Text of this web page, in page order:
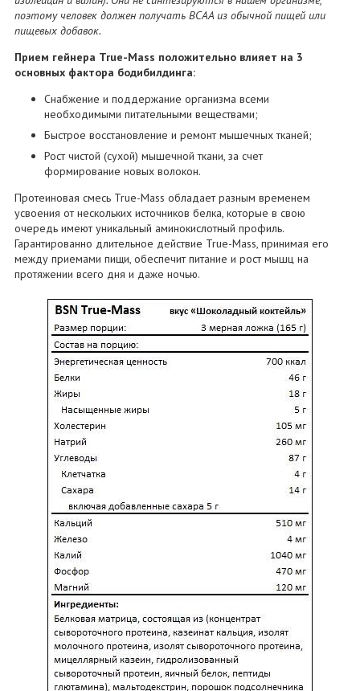
поэтому человек должен получать BCAA из обычной пищей или
пищевых добавок.
Прием гейнера True-Mass положительно влияет на 3
основных фактора бодибилдинга:
Снабжение и поддержание организма всеми
необходимыми питательными веществами;
Быстрое восстановление и ремонт мышечных тканей;
Рост чистой (сухой) мышечной ткани, за счет
формирование новых волокон.
Протеиновая смесь True-Mass обладает разным временем
усвоения от нескольких источников белка, которые в свою
очередь имеют уникальный аминокислотный профиль.
Гарантированно длительное действие True-Mass, принимая его
между приемами пищи, обеспечит питание и рост мышц на
протяжении всего дня и даже ночью.